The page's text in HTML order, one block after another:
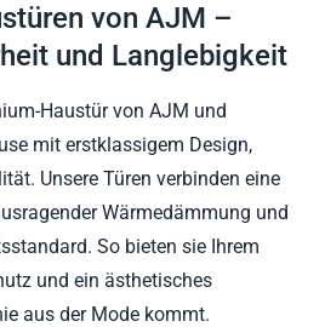
von AJM –
und Langlebigkeit
Haustür von AJM und
mit erstklassigem Design,
Unsere Türen verbinden eine
Wärmedämmung und
So bieten sie Ihrem
und ein ästhetisches
aus der Mode kommt.